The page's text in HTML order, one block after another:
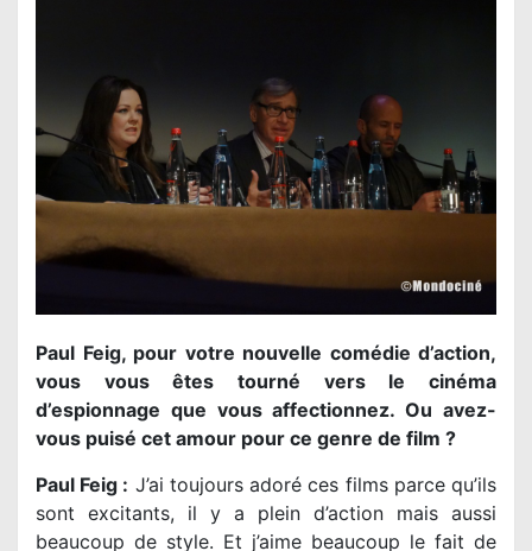
Paul Feig, pour votre nouvelle comédie d’action,
vous vous êtes tourné vers le cinéma
d’espionnage que vous affectionnez. Ou avez-
vous puisé cet amour pour ce genre de film ?
Paul Feig : J’ai toujours adoré ces films parce qu’ils
sont excitants, il y a plein d’action mais aussi
beaucoup de style. Et j’aime beaucoup le fait de